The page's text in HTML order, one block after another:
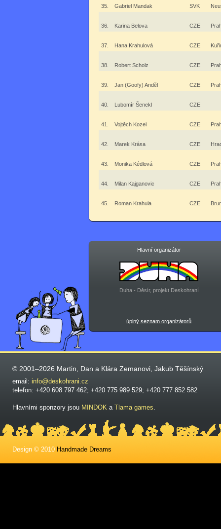
35. Gabriel Mandak SVK
36. Karina Belova CZE
37. Hana Krahulová CZE
38. Robert Scholz CZE
39. Jan (Goofy) Anděl CZE
40. Lubomír Šenekl CZE
41. Vojtěch Kozel CZE
42. Marek Krása CZE
43. Monika Kédlová CZE
44. Milan Kajganovic CZE
45. Roman Krahula CZE
Hlavní organizátor
Duha - Děsír, projekt Deskohraní
úplný seznam organizátorů
© 2001–2026 Martin, Dan a Klára Zemanovi, Jakub Těšínský
email: info@deskohrani.cz
telefon: +420 608 797 462; +420 775 989 529; +420 777 852 582
Hlavními sponzory jsou MINDOK a Tlama games.
Design © 2010 Handmade Dreams